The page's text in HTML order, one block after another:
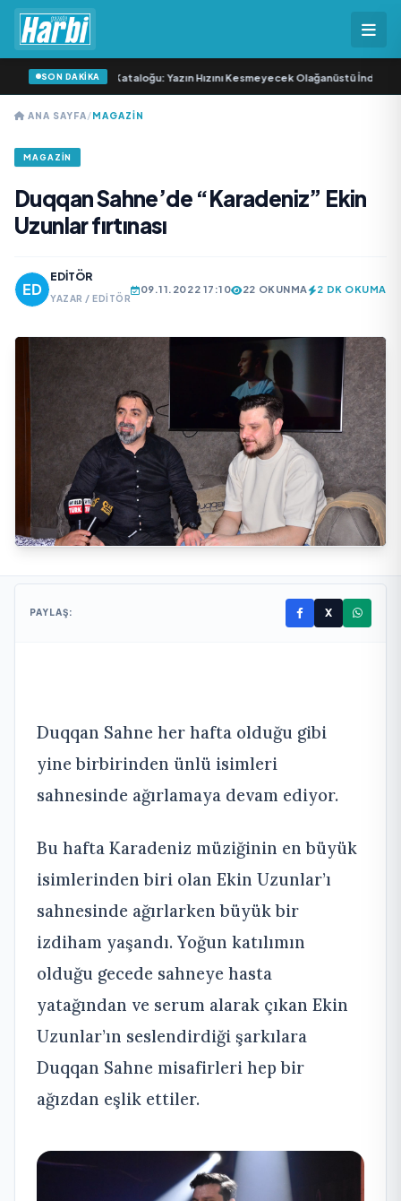
SON DAKİKA
Haziran 2026 Kataloğu: Yazın Hızını Kesmeyecek Olağanüstü İndirimler!
ANA SAYFA/MAGAZİN
MAGAZİN
Duqqan Sahne’de “Karadeniz” Ekin
Uzunlar fırtınası
EDITÖR
YAZAR / EDITÖR
09.11.2022 17:10 22 OKUNMA 2 DK OKUMA
PAYLAŞ: X
Duqqan Sahne her hafta olduğu gibi
yine birbirinden ünlü isimleri
sahnesinde ağırlamaya devam ediyor.
Bu hafta Karadeniz müziğinin en büyük
isimlerinden biri olan Ekin Uzunlar’ı
sahnesinde ağırlarken büyük bir
izdiham yaşandı. Yoğun katılımın
olduğu gecede sahneye hasta
yatağından ve serum alarak çıkan Ekin
Uzunlar’ın seslendirdiği şarkılara
Duqqan Sahne misafirleri hep bir
ağızdan eşlik ettiler.